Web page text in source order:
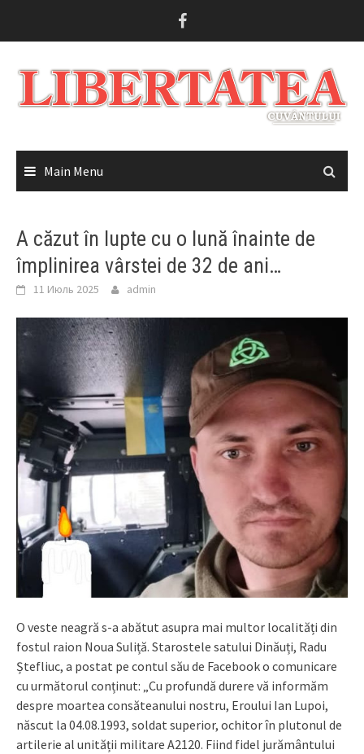
Main Menu
A căzut în lupte cu o lună înainte de
împlinirea vârstei de 32 de ani…
11 Июль 2025 admin
O veste neagră s-a abătut asupra mai multor localități din
fostul raion Noua Suliță. Starostele satului Dinăuți, Radu
Ștefliuc, a postat pe contul său de Facebook o comunicare
cu următorul conținut: „Cu profundă durere vă informăm
despre moartea consăteanului nostru, Eroului Ian Lupoi,
născut la 04.08.1993, soldat superior, ochitor în plutonul de
artilerie al unității militare A2120. Fiind fidel jurământului